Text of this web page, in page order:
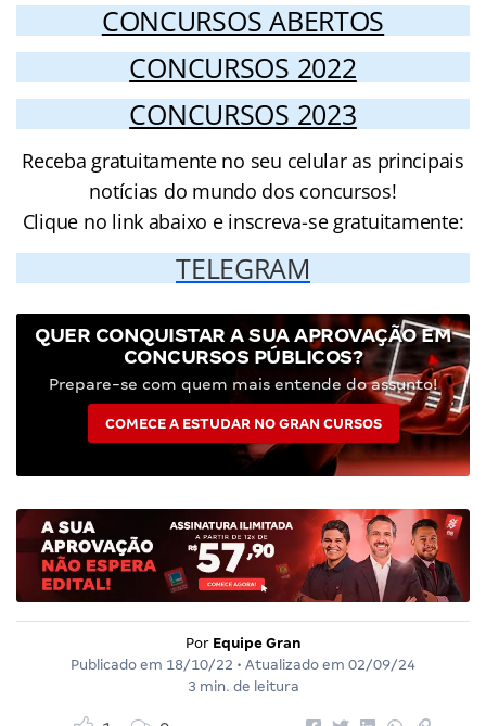
CONCURSOS ABERTOS
CONCURSOS 2022
CONCURSOS 2023
Receba gratuitamente no seu celular as principais
notícias do mundo dos concursos!
Clique no link abaixo e inscreva-se gratuitamente:
TELEGRAM
QUER CONQUISTAR A SUA APROVAÇÃO EM
CONCURSOS PÚBLICOS?
Prepare-se com quem mais entende do assunto!
COMECE A ESTUDAR NO GRAN CURSOS
Por Equipe Gran
Publicado em 18/10/22 • Atualizado em 02/09/24
3 min. de leitura